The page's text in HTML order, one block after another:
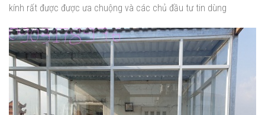
kính rất được được ưa chuộng và các chủ đầu tư tin dùng